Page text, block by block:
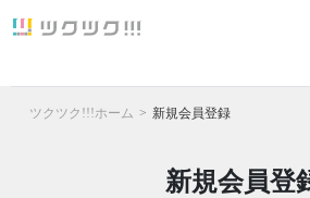
ツクツク!!!ホーム 新規会員登録
新規会員登